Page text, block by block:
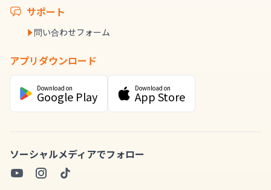
サポート
問い合わせフォーム
アプリダウンロード
Download on
Google Play
Download on
App Store
ソーシャルメディアでフォロー